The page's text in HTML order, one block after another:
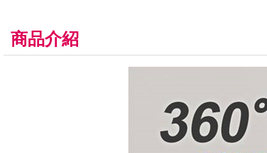
商品介紹